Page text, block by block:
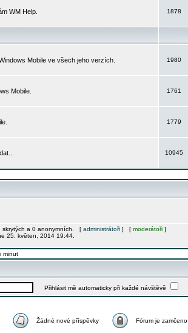
WM Help.
1878
Mobile ve všech jeho verzích.
1980
Mobile.
1761
1779
10945
skrytých a 0 anonymních. [ administrátoři ] [ moderátoři ]
25. květen, 2014 19:44.
minut
Přihlásit mě automaticky při každé návštěvě
Žádné nové příspěvky Fórum je zamčeno